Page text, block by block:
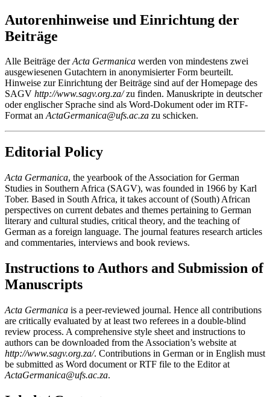
Autorenhinweise und Einrichtung der
Beiträge
Alle Beiträge derActa Germanica werden von mindestens zwei
ausgewiesenen Gutachtern in anonymisierter Form beurteilt.
Hinweise zur Einrichtung der Beiträge sind auf der Homepage des
SAGV http://www.sagv.org.za/zu finden. Manuskripte in deutscher
oder englischer Sprache sind als Word-Dokument oder im RTF-
Format anActaGermanica@ufs.ac.za zu schicken.
Editorial Policy
Acta Germanica, the yearbook of the Association for German
Studies in Southern Africa (SAGV), was founded in 1966 by Karl
Tober. Based in South Africa, it takes account of (South) African
perspectives on current debates and themes pertaining to German
literary and cultural studies, critical theory, and the teaching of
German as a foreign language. The journal features research articles
and commentaries, interviews and book reviews.
Instructions to Authors and Submission of
Manuscripts
Acta Germanica is a peer-reviewed journal. Hence all contributions
are critically evaluated by at least two referees in a double-blind
review process. A comprehensive style sheet and instructions to
authors can be downloaded from the Association’s website at
http://www.sagv.org.za/. Contributions in German or in English must
be submitted as Word document orRTF file to the Editor at
ActaGermanica@ufs.ac.za.